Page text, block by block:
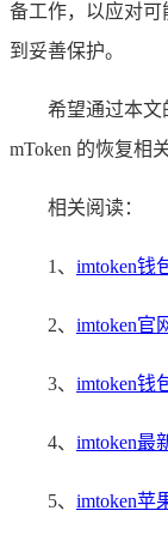
备工作，以应对
到妥善保护。
希望通过本文
mToken 的恢复相
相关阅读：
1、 imtoken钱
2、 imtoken官
3、 imtoken钱
4、 imtoken最
5、 imtoken苹